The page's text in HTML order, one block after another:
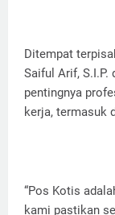
Ditempat
Saiful Arif, S.I.P.
pentingnya
kerja, termasuk
“Pos Kotis
kami pastikan